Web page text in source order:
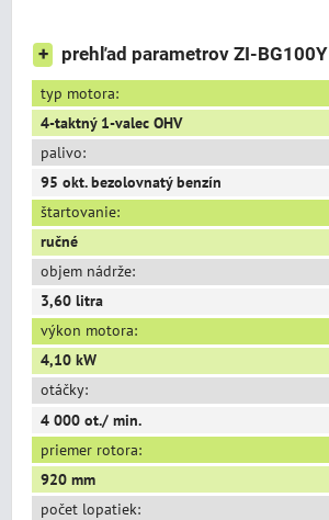
+ prehľad parametrov ZI-BG100Y
typ motora:
4-taktný 1-valec OHV
palivo:
95 okt. bezolovnatý benzín
štartovanie:
ručné
objem nádrže:
3,60 litra
výkon motora:
4,10 kW
otáčky:
4 000 ot./ min.
priemer rotora:
920 mm
počet lopatiek: